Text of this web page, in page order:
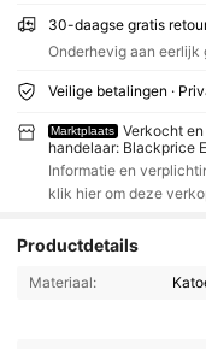
30-daagse gratis
Onderhevig aan eerlijk
Veilige betalingen ·
Marktplaats
Verkocht
handelaar: Blackprice
Informatie en
klik hier om deze
Productdetails
Materiaal: